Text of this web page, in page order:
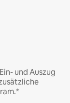
und Auszug